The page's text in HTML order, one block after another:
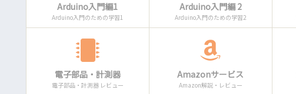
Arduino入門編1
Arduino入門のための学習1
Arduino入門編 2
Arduino入門のための学習2
電子部品・計測器
電子部品・計測器 レビュー
Amazonサービス
Amazon解説・レビュー